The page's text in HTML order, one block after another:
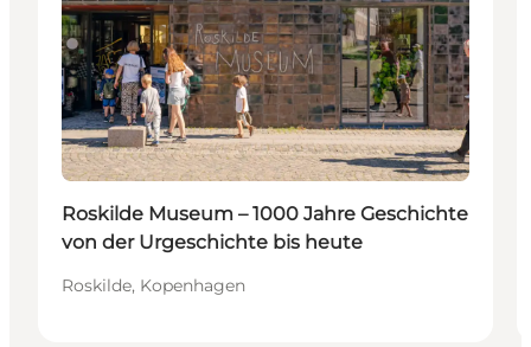
Roskilde Museum – 1000 Jahre Geschichte
von der Urgeschichte bis heute
Roskilde, Kopenhagen